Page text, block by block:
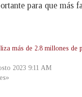
para que más
más de 2.8 millones de
2023 9:11 AM